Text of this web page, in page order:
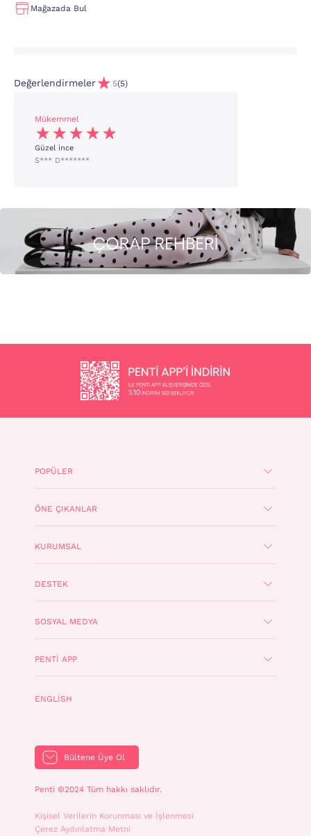
Mağazada Bul
Değerlendirmeler 5(5)
Mükemmel
Güzel ince
S*** D*******
POPÜLER
ÖNE ÇIKANLAR
KURUMSAL
DESTEK
SOSYAL MEDYA
PENTI APP
ENGLISH
Bültene Üye Ol
Penti ©2024 Tüm hakkı saklıdır.
Kişisel Verilerin Korunması ve İşlenmesi
Çerez Aydınlatma Metni